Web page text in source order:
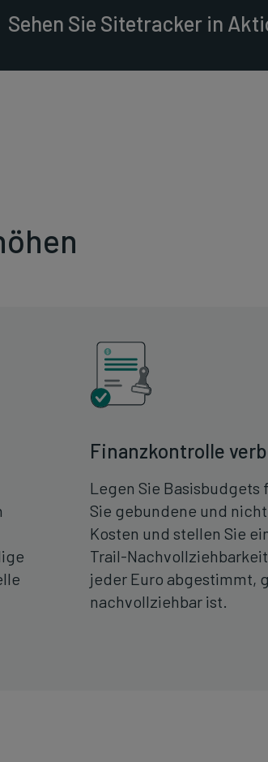
Sehen Sie Sitetracker in
Finanzkontrolle
Legen Sie Basisbudgets
Sie gebundene und
Kosten und stellen Sie
Trail-
jeder Euro abgestimmt,
nachvollziehbar ist.